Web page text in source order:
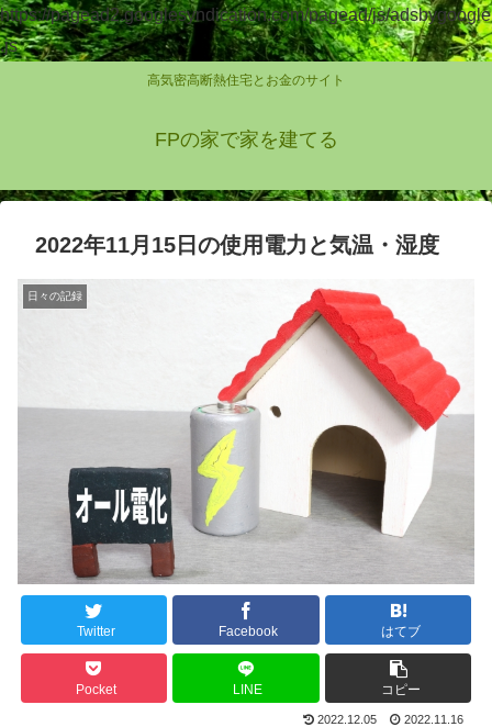
https://pagead2.googlesyndication.com/pagead/js/adsbygoogle
.js
高気密高断熱住宅とお金のサイト
FPの家で家を建てる
2022年11月15日の使用電力と気温・湿度
日々の記録
Twitter Facebook はてブ
Pocket LINE コピー
2022.12.05 2022.11.16